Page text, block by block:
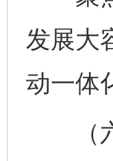
发展大
动一体
（六